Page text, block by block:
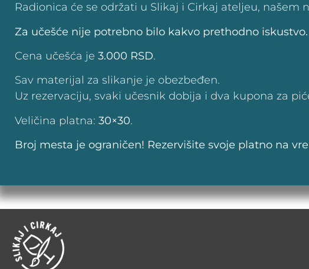
Radionica će se održati u Slikaj i Cirkaj ateljeu,
Za učešće nije potrebno bilo kakvo prethodno iskustvo.
Cena učešća je 3.000 RSD.
Sav materijal za slikanje je obezbeđen.
Uz rezervaciju, svaki učesnik dobija i dva kupona za
Veličina platna: 30×30.
Broj mesta je ograničen! Rezervišite svoje platno na